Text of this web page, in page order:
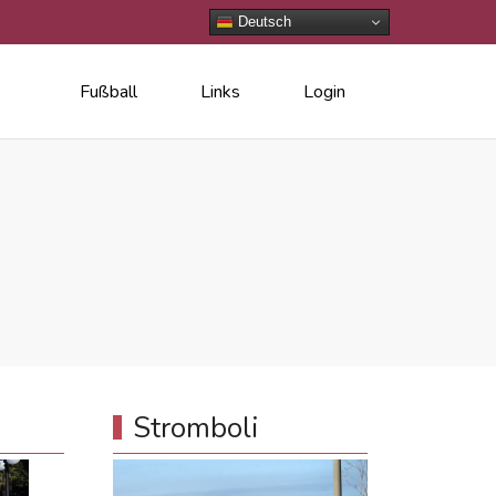
Deutsch
Fußball Links Login
Stromboli